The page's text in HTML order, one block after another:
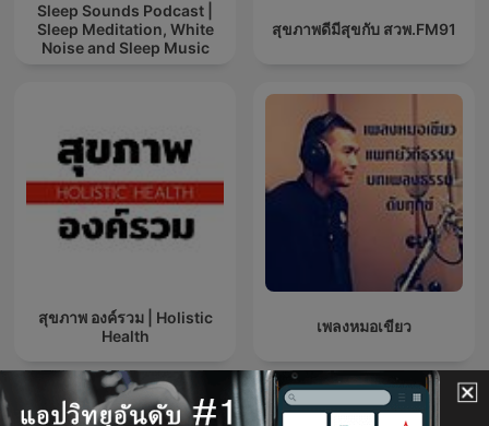
Sleep Sounds Podcast |
Sleep Meditation, White
Noise and Sleep Music
สุขภาพดีมีสุขกับ สวพ.FM91
สุขภาพ องค์รวม | Holistic
Health
เพลงหมอเขียว